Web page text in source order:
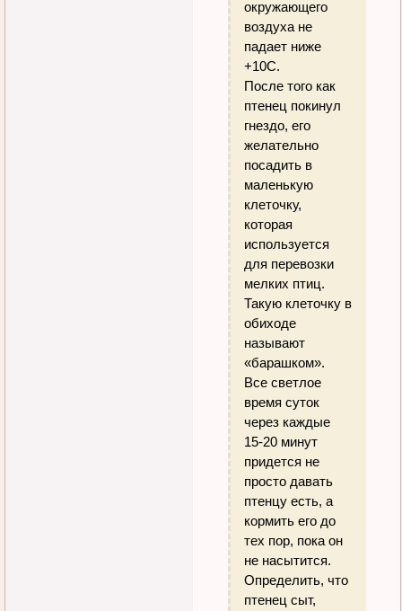
окружающего
воздуха не
падает ниже
+10С.
После того как
птенец покинул
гнездо, его
желательно
посадить в
маленькую
клеточку,
которая
используется
для перевозки
мелких птиц.
Такую клеточку в
обиходе
называют
«барашком».
Все светлое
время суток
через каждые
15-20 минут
придется не
просто давать
птенцу есть, а
кормить его до
тех пор, пока он
не насытится.
Определить, что
птенец сыт,